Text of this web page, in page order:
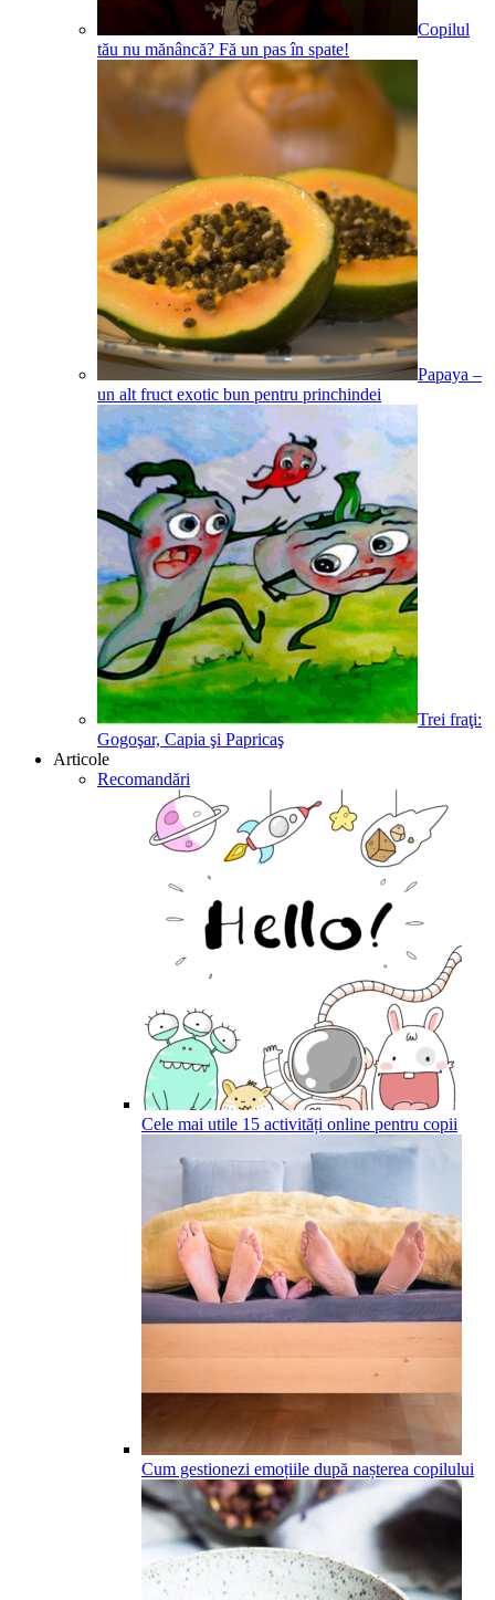
Copilul
tău nu mănâncă? Fă un pas în spate!
Papaya –
un alt fruct exotic bun pentru princhindei
Trei fraţi:
Gogoşar, Capia şi Papricaş
Articole
Recomandări
Cele mai utile 15 activități online pentru copii
Cum gestionezi emoțiile după nașterea copilului